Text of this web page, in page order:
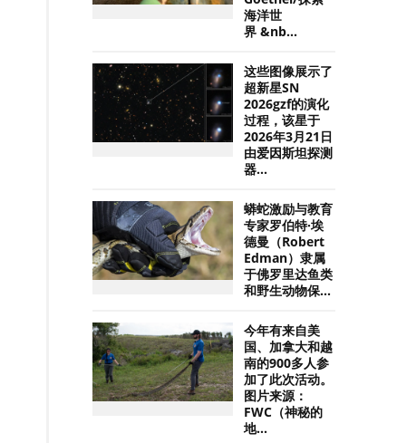
海洋世
界 &nb...
这些图像展示了
超新星SN
2026gzf的演化
过程，该星于
2026年3月21日
由爱因斯坦探测
器...
蟒蛇激励与教育
专家罗伯特·埃
德曼（Robert
Edman）隶属
于佛罗里达鱼类
和野生动物保...
今年有来自美
国、加拿大和越
南的900多人参
加了此次活动。
图片来源：
FWC（神秘的
地...